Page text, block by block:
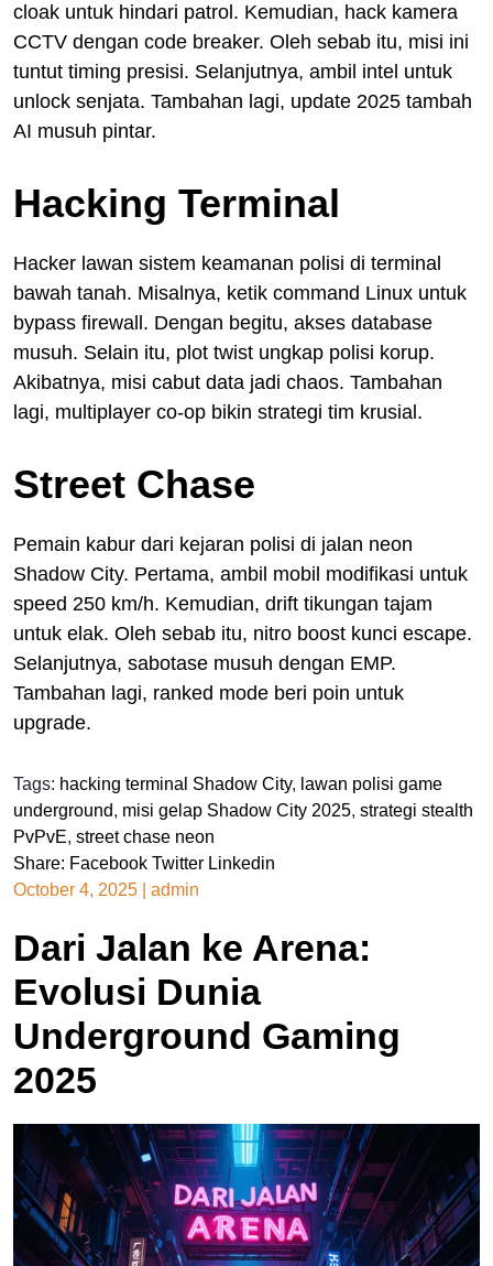
cloak untuk hindari patrol. Kemudian, hack kamera
CCTV dengan code breaker. Oleh sebab itu, misi ini
tuntut timing presisi. Selanjutnya, ambil intel untuk
unlock senjata. Tambahan lagi, update 2025 tambah
AI musuh pintar.
Hacking Terminal
Hacker lawan sistem keamanan polisi di terminal
bawah tanah. Misalnya, ketik command Linux untuk
bypass firewall. Dengan begitu, akses database
musuh. Selain itu, plot twist ungkap polisi korup.
Akibatnya, misi cabut data jadi chaos. Tambahan
lagi, multiplayer co-op bikin strategi tim krusial.
Street Chase
Pemain kabur dari kejaran polisi di jalan neon
Shadow City. Pertama, ambil mobil modifikasi untuk
speed 250 km/h. Kemudian, drift tikungan tajam
untuk elak. Oleh sebab itu, nitro boost kunci escape.
Selanjutnya, sabotase musuh dengan EMP.
Tambahan lagi, ranked mode beri poin untuk
upgrade.
Tags: hacking terminal Shadow City, lawan polisi game
underground, misi gelap Shadow City 2025, strategi stealth
PvPvE, street chase neon
Share: Facebook Twitter Linkedin
October 4, 2025
admin
Dari Jalan ke Arena:
Evolusi Dunia
Underground Gaming
2025